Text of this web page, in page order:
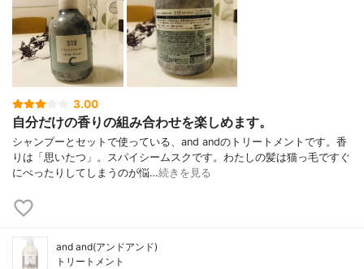
3.00
自分だけの香りの組み合わせを楽しめます。
シャンプーとセットで使っている、and andのトリートメントです。香
りは「思いたつ」。スパイシームスクです。わたしの髪は猫っ毛ですぐ
にぺったりしてしまうのが悩…続きを見る
and and(アンドアンド)
トリートメント